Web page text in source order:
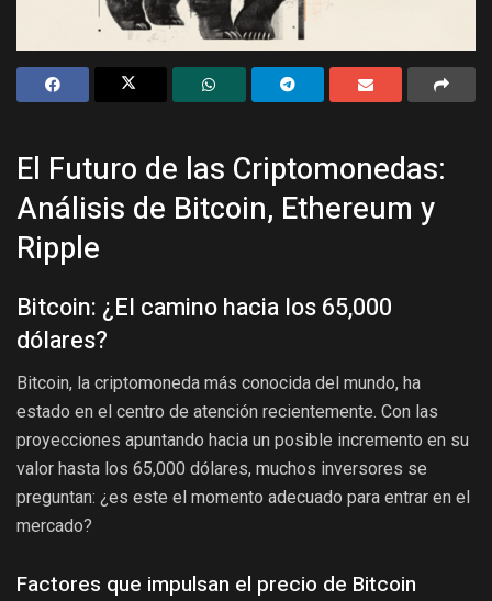
El Futuro de las Criptomonedas:
Análisis de Bitcoin, Ethereum y
Ripple
Bitcoin: ¿El camino hacia los 65,000
dólares?
Bitcoin, la criptomoneda más conocida del mundo, ha
estado en el centro de atención recientemente. Con las
proyecciones apuntando hacia un posible incremento en su
valor hasta los 65,000 dólares, muchos inversores se
preguntan: ¿es este el momento adecuado para entrar en el
mercado?
Factores que impulsan el precio de Bitcoin